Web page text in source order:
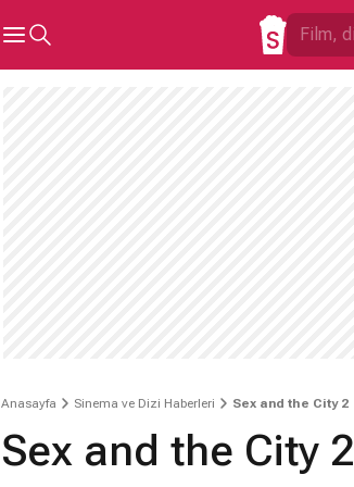
Anasayfa Sinema ve Dizi Haberleri Sex and the City 2
Sex and the City 2